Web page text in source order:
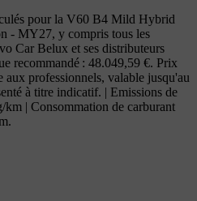
pour la V60 B4 Mild Hybrid
- MY27, y compris tous les
Car Belux et ses distributeurs
recommandé : 48.049,59 €. Prix
professionnels, valable jusqu'au
à titre indicatif. | Emissions de
| Consommation de carburant